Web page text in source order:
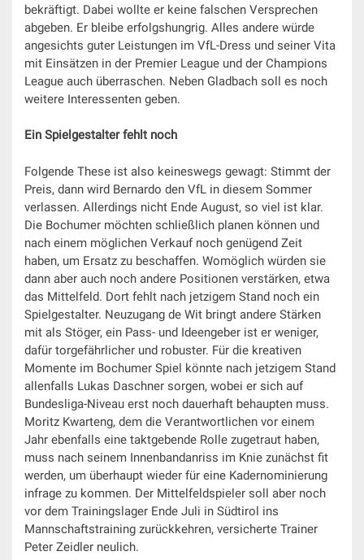
bekräftigt. Dabei wollte er keine falschen Versprechen
abgeben. Er bleibe erfolgshungrig. Alles andere würde
angesichts guter Leistungen im VfL-Dress und seiner Vita
mit Einsätzen in der Premier League und der Champions
League auch überraschen. Neben Gladbach soll es noch
weitere Interessenten geben.
Ein Spielgestalter fehlt noch
Folgende These ist also keineswegs gewagt: Stimmt der
Preis, dann wird Bernardo den VfL in diesem Sommer
verlassen. Allerdings nicht Ende August, so viel ist klar.
Die Bochumer möchten schließlich planen können und
nach einem möglichen Verkauf noch genügend Zeit
haben, um Ersatz zu beschaffen. Womöglich würden sie
dann aber auch noch andere Positionen verstärken, etwa
das Mittelfeld. Dort fehlt nach jetzigem Stand noch ein
Spielgestalter. Neuzugang de Wit bringt andere Stärken
mit als Stöger, ein Pass- und Ideengeber ist er weniger,
dafür torgefährlicher und robuster. Für die kreativen
Momente im Bochumer Spiel könnte nach jetzigem Stand
allenfalls Lukas Daschner sorgen, wobei er sich auf
Bundesliga-Niveau erst noch dauerhaft behaupten muss.
Moritz Kwarteng, dem die Verantwortlichen vor einem
Jahr ebenfalls eine taktgebende Rolle zugetraut haben,
muss nach seinem Innenbandanriss im Knie zunächst fit
werden, um überhaupt wieder für eine Kadernominierung
infrage zu kommen. Der Mittelfeldspieler soll aber noch
vor dem Trainingslager Ende Juli in Südtirol ins
Mannschaftstraining zurückkehren, versicherte Trainer
Peter Zeidler neulich.